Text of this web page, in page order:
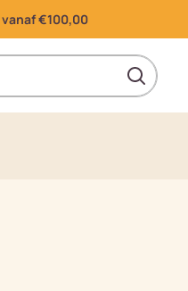
vanaf €100,00